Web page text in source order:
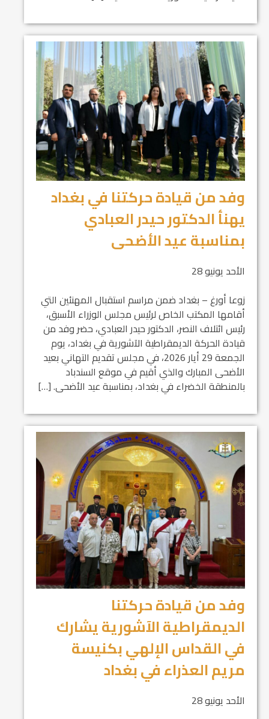
وفد من قيادة حركتنا في بغداد
يهنأ الدكتور حيدر العبادي
بمناسبة عيد الأضحى
الأحد يونيو 28
زوعا أورغ – بغداد ضمن مراسم استقبال المهنئين التي
أقامها المكتب الخاص لرئيس مجلس الوزراء الأسبق،
رئيس ائتلاف النصر، الدكتور حيدر العبادي، حضر وفد من
قيادة الحركة الديمقراطية الآشورية في بغداد، يوم
الجمعة 29 أيار 2026، في مجلس تقديم التهاني بعيد
الأضحى المبارك والذي أقيم في موقع السندباد
بالمنطقة الخضراء في بغداد، بمناسبة عيد الأضحى. […]
وفد من قيادة حركتنا
الديمقراطية الآشورية يشارك
في القداس الإلهي بكنيسة
مريم العذراء في بغداد
الأحد يونيو 28